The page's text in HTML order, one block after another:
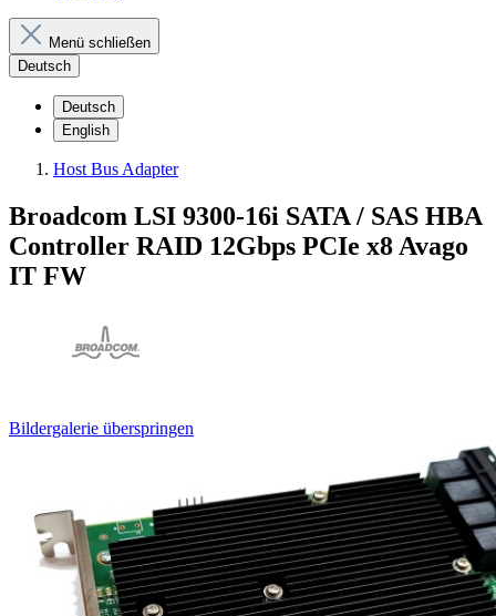
Menü schließen
Deutsch
Deutsch
English
Host Bus Adapter
Broadcom LSI 9300-16i SATA / SAS HBA
Controller RAID 12Gbps PCIe x8 Avago
IT FW
Bildergalerie überspringen